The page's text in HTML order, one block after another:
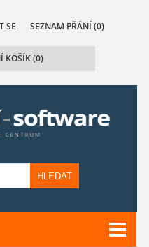
SE SEZNAM PŘÁNÍ (0)
KOŠÍK(0)
HLEDAT